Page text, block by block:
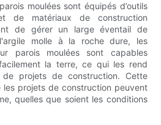
moulées sont équipés d’outils
de matériaux de construction
de gérer un large éventail de
molle à la roche dure, les
parois moulées sont capables
la terre, ce qui les rend
projets de construction. Cette
projets de construction peuvent
quelles que soient les conditions